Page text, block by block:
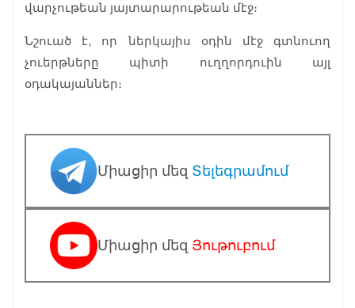
վարչութեան յայտարարութեան մէջ։
Նշուած է, որ ներկայիս օդին մէջ գտնուող
չուերթները պիտի ուղղորդուին այլ
օդակայաններ։
Միացիր մեզ Տելեգրամում
Միացիր մեզ Յութուբում